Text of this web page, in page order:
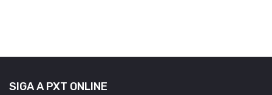
SIGA A PXT ONLINE